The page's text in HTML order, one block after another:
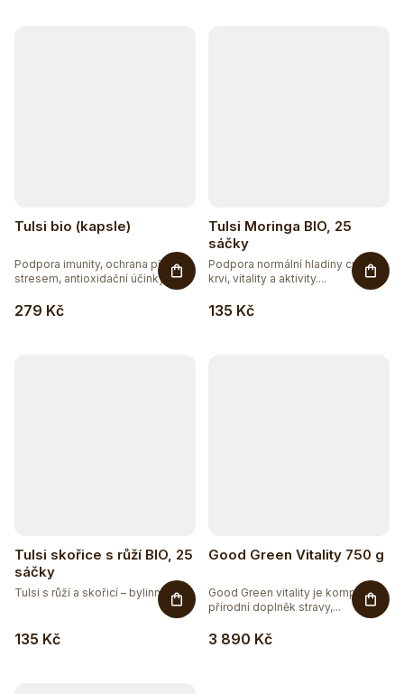
Tulsi bio (kapsle)
279 Kč
Podpora imunity, ochrana před
stresem, antioxidační účinky....
Tulsi Moringa BIO, 25
sáčky
135 Kč
Podpora normální hladiny cukru v
krvi, vitality a aktivity....
Tulsi skořice s růží BIO, 25
sáčky
135 Kč
Tulsi s růží a skořicí – bylinný...
Good Green Vitality 750 g
3 890 Kč
Good Green vitality je komplexní
přírodní doplněk stravy,...